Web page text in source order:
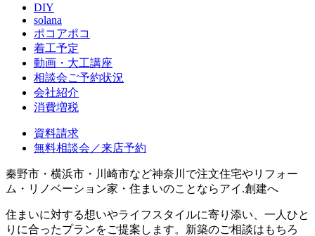
DIY
solana
ポコアポコ
着工予定
動画・大工講座
相談会ご予約状況
会社紹介
消費増税
資料請求
無料相談会／来店予約
秦野市・横浜市・川崎市など神奈川で注文住宅やリフォー
ム・リノベーション家・住まいのことならアイ.創建へ
住まいに対する想いやライフスタイルに寄り添い、一人ひと
りに合ったプランをご提案します。新築のご相談はもちろ